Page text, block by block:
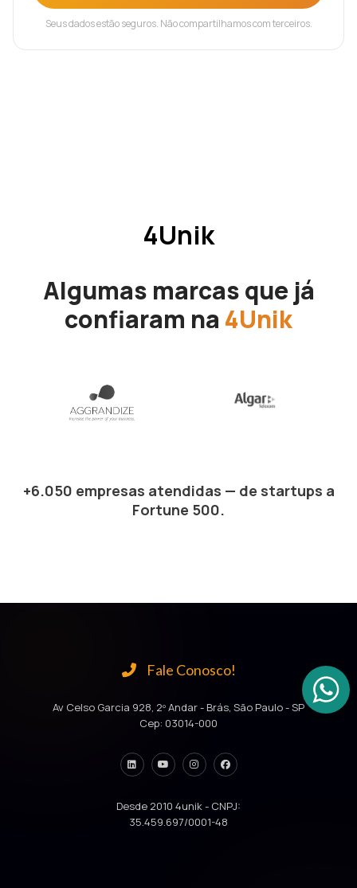
Seus dados estão seguros. Não compartilhamos com terceiros.
4Unik
Algumas marcas que já
confiaram na 4Unik
+6.050 empresas atendidas — de startups a
Fortune 500.
Fale Conosco!
Av Celso Garcia 928, 2º Andar - Brás, São Paulo - SP
Cep: 03014-000
Desde 2010 4unik - CNPJ:
35.459.697/0001-48